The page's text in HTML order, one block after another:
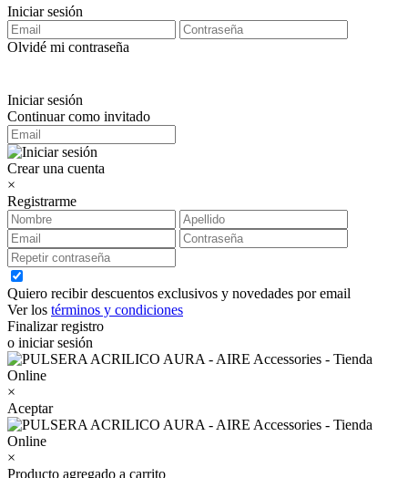
Iniciar sesión
Olvidé mi contraseña
Iniciar sesión
Continuar como invitado
Crear una cuenta
×
Registrarme
Quiero recibir descuentos exclusivos y novedades por email
Ver los términos y condiciones
Finalizar registro
o iniciar sesión
×
Aceptar
×
Producto agregado a carrito